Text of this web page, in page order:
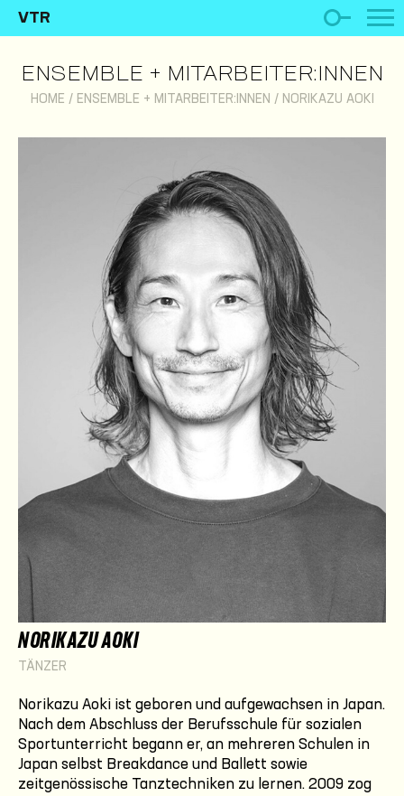
VTR
ENSEMBLE + MITARBEITER:INNEN
HOME / ENSEMBLE + MITARBEITER:INNEN / NORIKAZU AOKI
NORIKAZU AOKI
TÄNZER
Norikazu Aoki ist geboren und aufgewachsen in Japan.
Nach dem Abschluss der Berufsschule für sozialen
Sportunterricht begann er, an mehreren Schulen in
Japan selbst Breakdance und Ballett sowie
zeitgenössische Tanztechniken zu lernen. 2009 zog